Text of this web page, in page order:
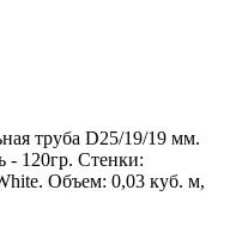
труба D25/19/19 мм.
- 120гр. Стенки:
Объем: 0,03 куб. м,